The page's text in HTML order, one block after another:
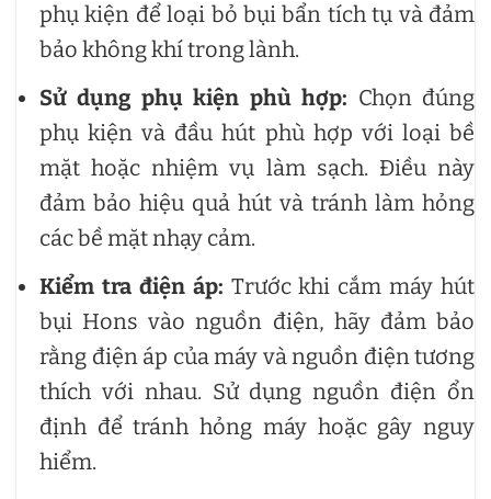
phụ kiện để loại bỏ bụi bẩn tích tụ và đảm
bảo không khí trong lành.
Sử dụng phụ kiện phù hợp: Chọn đúng
phụ kiện và đầu hút phù hợp với loại bề
mặt hoặc nhiệm vụ làm sạch. Điều này
đảm bảo hiệu quả hút và tránh làm hỏng
các bề mặt nhạy cảm.
Kiểm tra điện áp: Trước khi cắm máy hút
bụi Hons vào nguồn điện, hãy đảm bảo
rằng điện áp của máy và nguồn điện tương
thích với nhau. Sử dụng nguồn điện ổn
định để tránh hỏng máy hoặc gây nguy
hiểm.